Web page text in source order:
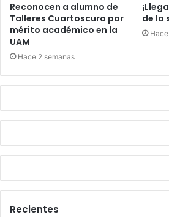
Reconocen a alumno de
Talleres Cuartoscuro por
mérito académico en la
UAM
Hace 2 semanas
de la
Recientes